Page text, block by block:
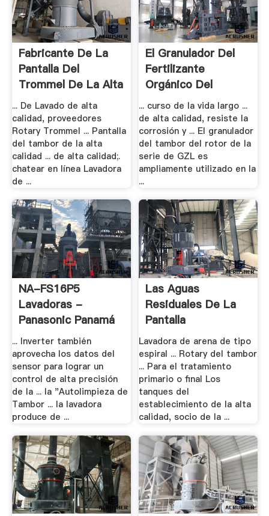
Fabricante De La
Pantalla Del
Trommel De La Alta
.
... De Lavado de alta
calidad, proveedores
Rotary Trommel ... Pantalla
del tambor de la alta
calidad ... de alta calidad;.
chatear en línea Lavadora
de ...
El Granulador Del
Fertilizante
Orgánico Del
Tambor .
... curso de la vida largo ...
de alta calidad, resiste la
corrosión y ... El granulador
del tambor del rotor de la
serie de GZL es
ampliamente utilizado en la
...
NA-FS16P5
Lavadoras -
Panasonic Panamá
... Inverter también
aprovecha los datos del
sensor para lograr un
control de alta precisión
de la ... la "Autolimpieza de
Tambor ... la lavadora
produce de ...
Las Aguas
Residuales De La
Pantalla
Tratamiento .
Lavadora de arena de tipo
espiral ... Rotary del tambor
... Para el tratamiento
primario o final Los
tanques del
establecimiento de la alta
calidad, socio de la ...